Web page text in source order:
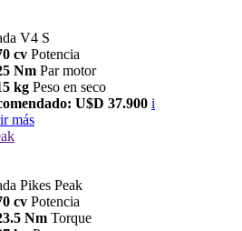
V4 S
cv Potencia
Nm Par motor
kg Peso en seco
U$D 37.900 i
más
Pikes Peak
cv Potencia
Nm Torque